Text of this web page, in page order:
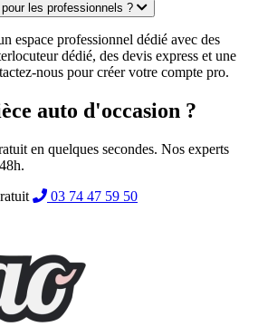
les professionnels ?
espace professionnel dédié avec des
dédié, des devis express et une
nous pour créer votre compte pro.
auto d'occasion ?
en quelques secondes. Nos experts
03 74 47 59 50